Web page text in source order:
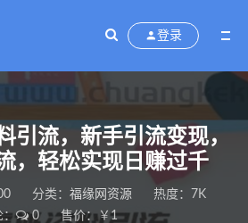
登录
引流，新手引流变现，
，轻松实现日赚过千
分类： 福缘网资源
热度：7K
：
0 售价：￥1